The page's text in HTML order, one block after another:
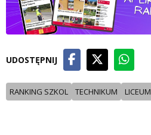
UDOSTĘPNIJ
RANKING SZKOL TECHNIKUM LICEUM